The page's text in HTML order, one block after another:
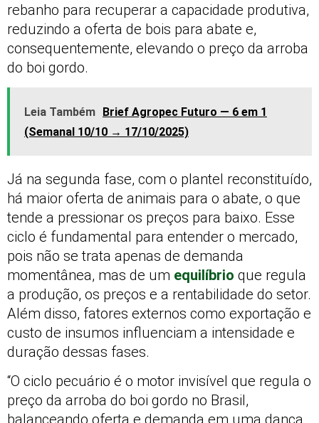
rebanho para recuperar a capacidade produtiva,
reduzindo a oferta de bois para abate e,
consequentemente, elevando o preço da arroba
do boi gordo.
Leia Também Brief Agropec Futuro — 6 em 1
(Semanal 10/10 → 17/10/2025)
Já na segunda fase, com o plantel reconstituído,
há maior oferta de animais para o abate, o que
tende a pressionar os preços para baixo. Esse
ciclo é fundamental para entender o mercado,
pois não se trata apenas de demanda
momentânea, mas de um equilíbrio que regula
a produção, os preços e a rentabilidade do setor.
Além disso, fatores externos como exportação e
custo de insumos influenciam a intensidade e
duração dessas fases.
“O ciclo pecuário é o motor invisível que regula o
preço da arroba do boi gordo no Brasil,